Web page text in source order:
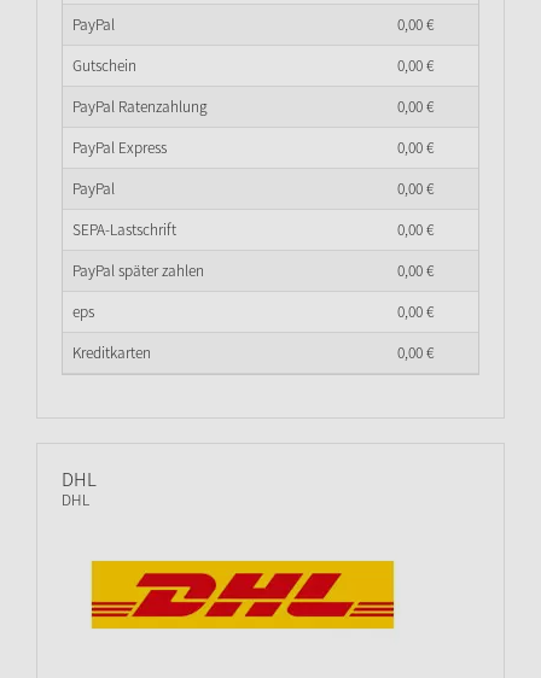
PayPal
0,00€
Gutschein
0,00€
PayPal Ratenzahlung
0,00€
PayPal Express
0,00€
PayPal
0,00€
SEPA-Lastschrift
0,00€
PayPal später zahlen
0,00€
eps
0,00€
Kreditkarten
0,00€
DHL
DHL